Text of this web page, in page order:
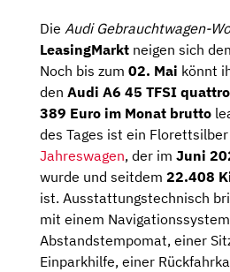
Die Audi Gebrauchtwagen-
LeasingMarkt neigen sich
Noch bis zum 02. Mai könnt
den Audi A6 45 TFSI
389 Euro im Monat brutto
des Tages ist ein
Jahreswagen, der im Juni
wurde und seitdem 22.408
ist. Ausstattungstechnisch
mit einem
Abstandstempomat, einer
Einparkhilfe, einer